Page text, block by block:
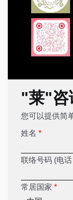
"莱"咨
您可以提供简
姓名 *
联络号码 (电
常居国家 *